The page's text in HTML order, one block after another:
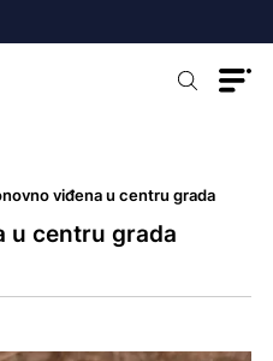
viđena u centru grada
u centru grada